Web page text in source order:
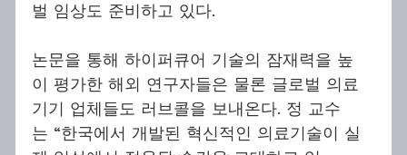
벌 임상도 준비하고 있다.
논문을 통해 하이퍼큐어 기술의 잠재력을 높
이 평가한 해외 연구자들은 물론 글로벌 의료
기기 업체들도 러브콜을 보내온다. 정 교수
는 “한국에서 개발된 혁신적인 의료기술이 실